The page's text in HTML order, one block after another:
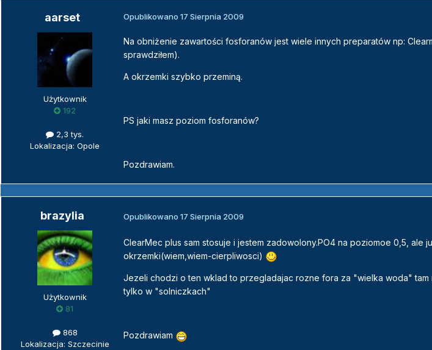
aarset
Użytkownik
192
2,3 tys.
Lokalizacja: Opole
Opublikowano 17 Sierpnia 2009
Na obniżenie zawartości fosforanów jest wiele innych preparatów np:
sprawdziłem).
A okrzemki szybko przeminą.
PS jaki masz poziom fosforanów?
Pozdrawiam.
brazylia
Użytkownik
81
868
Lokalizacja: Szczecinie
Opublikowano 17 Sierpnia 2009
ClearMec plus sam stosuje i jestem zadowolony.PO4 na poziomoe 0,5, ale
okrzemki(wiem,wiem-cierpliwosci)
Jezeli chodzi o ten wklad to przegladajac rozne fora za "wielka woda" tam
tylko w "solniczkach"
Pozdrawiam